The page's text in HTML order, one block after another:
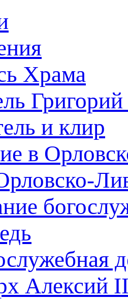
Храма
и клир
в
Алексий